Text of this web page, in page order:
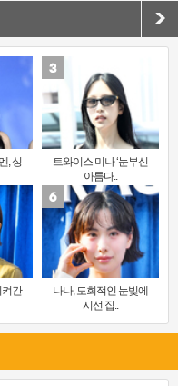
, 싱
트와이스 미나 ‘눈부신
아름다..
켜간
나나, 도회적인 눈빛에
시선 집..